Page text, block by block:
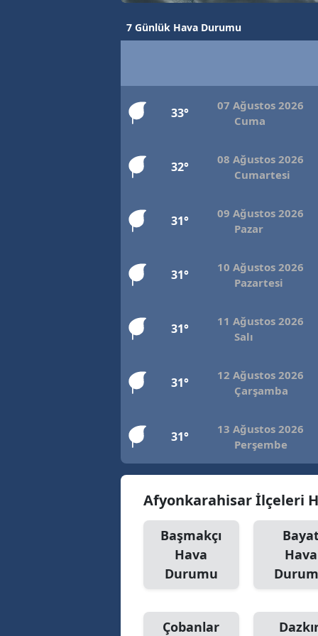
7 Günlük Hava Durumu
33°
07 Ağustos 2026
Cuma
32°
08 Ağustos 2026
Cumartesi
31°
09 Ağustos 2026
Pazar
31°
10 Ağustos 2026
Pazartesi
31°
11 Ağustos 2026
Salı
31°
12 Ağustos 2026
Çarşamba
31°
13 Ağustos 2026
Perşembe
Afyonkarahisar İlçeleri
Başmakçı
Hava
Durumu
Hava
Çobanlar